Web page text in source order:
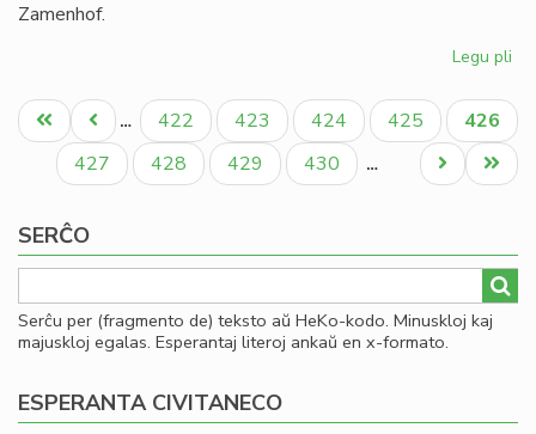
Zamenhof.
Legu pli
Pagination
Unua
paĝo
Antaŭa
paĝo
… Paĝo
422 Paĝo
423 Paĝo
424 Paĝo
425
Aktuala
paĝo
426
Paĝo
427 Paĝo
428 Paĝo
429 Paĝo
430 …
Last
page
Next
page
SERĈO
Serĉu per (fragmento de) teksto aŭ HeKo-kodo. Minuskloj kaj
majuskloj egalas. Esperantaj literoj ankaŭ en x-formato.
ESPERANTA CIVITANECO